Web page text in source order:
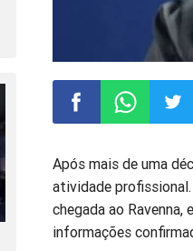
no
Facebook
no
Whatsapp
no
Após mais de uma
atividade
chegada ao
informações